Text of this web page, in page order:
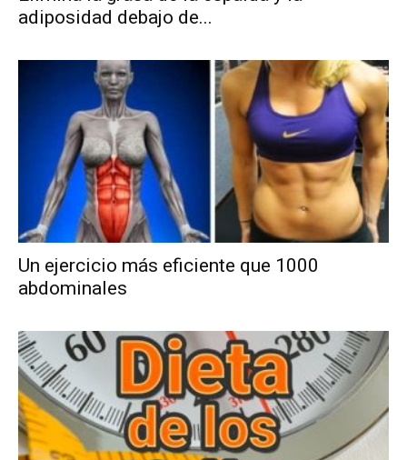
adiposidad debajo de...
Un ejercicio más eficiente que 1000
abdominales